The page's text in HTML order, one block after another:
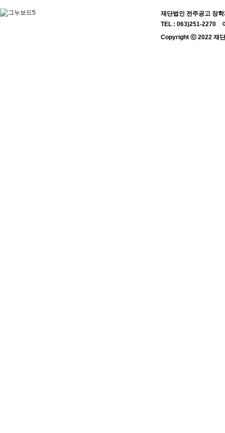
재단법인 전주공고 장
TEL : 063)251-2270
Copyright ⓒ 2022 재